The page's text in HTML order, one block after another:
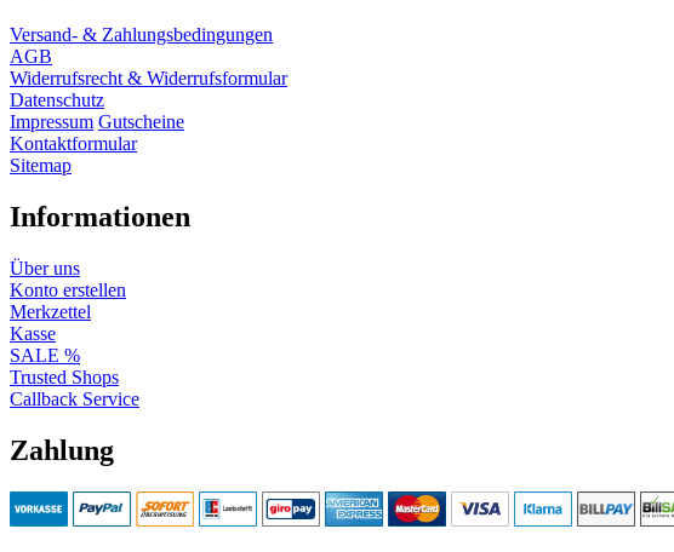
Versand- & Zahlungsbedingungen
AGB
Widerrufsrecht & Widerrufsformular
Datenschutz
Impressum Gutscheine
Kontaktformular
Sitemap
Informationen
Über uns
Konto erstellen
Merkzettel
Kasse
SALE %
Trusted Shops
Callback Service
Zahlung